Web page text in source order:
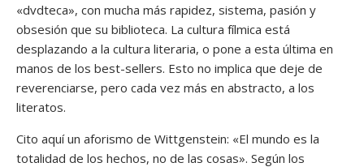
«dvdteca», con mucha más rapidez, sistema, pasión y
obsesión que su biblioteca. La cultura fílmica está
desplazando a la cultura literaria, o pone a esta última en
manos de los best-sellers. Esto no implica que deje de
reverenciarse, pero cada vez más en abstracto, a los
literatos.
Cito aquí un aforismo de Wittgenstein: «El mundo es la
totalidad de los hechos, no de las cosas». Según los